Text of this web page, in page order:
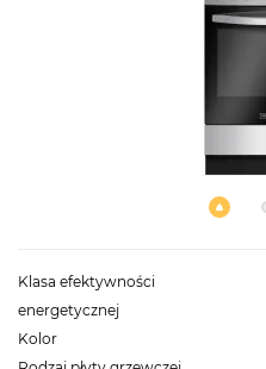
Klasa efektywności
energetycznej
Kolor